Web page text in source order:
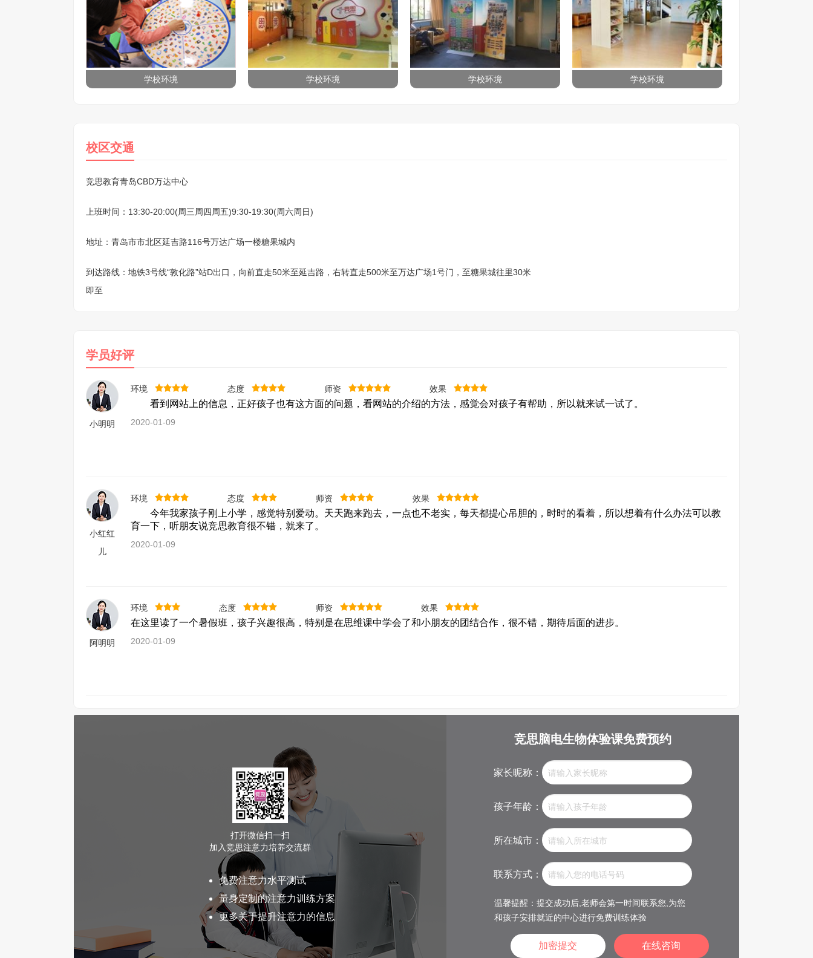
学校环境 学校环境 学校环境 学校环境
校区交通
竞思教育青岛CBD万达中心
上班时间：13:30-20:00(周三周四周五)9:30-19:30(周六周日)
地址：青岛市市北区延吉路116号万达广场一楼糖果城内
到达路线：地铁3号线“敦化路”站D出口，向前直走50米至延吉路，右转直走500米至万达广场1号门，至糖果城往里30米
即至
学员好评
小明明
环境 态度 师资 效果
看到网站上的信息，正好孩子也有这方面的问题，看网站的介绍的方法，感觉会对孩子有帮助，所以就来试一试了。
2020-01-09
小红红
儿
环境 态度 师资 效果
今年我家孩子刚上小学，感觉特别爱动。天天跑来跑去，一点也不老实，每天都提心吊胆的，时时的看着，所以想着有什么办法可以教
育一下，听朋友说竞思教育很不错，就来了。
2020-01-09
阿明明
环境 态度 师资 效果
在这里读了一个暑假班，孩子兴趣很高，特别是在思维课中学会了和小朋友的团结合作，很不错，期待后面的进步。
2020-01-09
打开微信扫一扫
加入竞思注意力培养交流群
免费注意力水平测试
量身定制的注意力训练方案
更多关于提升注意力的信息
竞思脑电生物体验课免费预约
家长昵称：
孩子年龄：
所在城市：
联系方式：
温馨提醒：提交成功后,老师会第一时间联系您,为您
和孩子安排就近的中心进行免费训练体验
在线咨询